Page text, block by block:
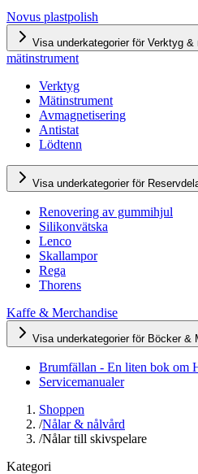
Novus plastpolish
Visa underkategorier för Verktyg &
mätinstrument
Verktyg
Mätinstrument
Avmagnetisering
Antistat
Lödtenn
Visa underkategorier för
Renovering av gummihjul
Silikonvätska
Lenco
Skallampor
Rega
Thorens
Kaffe & Merchandise
Visa underkategorier för Böcker &
Brumfällan - En liten bok om
Servicemanualer
Shoppen
/Nålar & nålvård
/Nålar till skivspelare
Kategori